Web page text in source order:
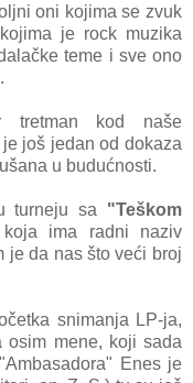
oni kojima se zvuk
je rock muzika
teme i sve ono
tretman kod naše
je još jedan od dokaza
u budućnosti.
turneju sa "Teškom
ima radni naziv
je da nas što veći broj
snimanja LP-ja,
osim mene, koji sada
Enes je